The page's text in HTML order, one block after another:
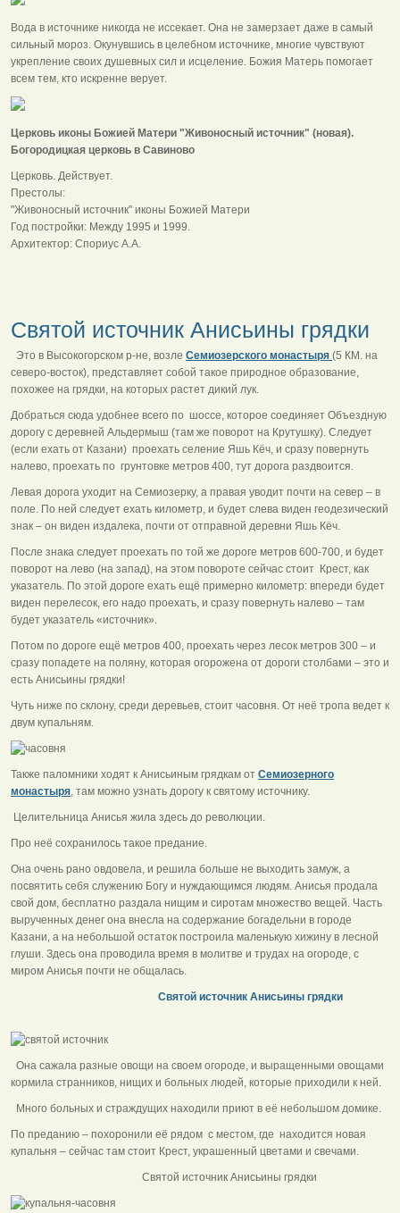
Вода в источнике никогда не иссекает. Она не замерзает даже в самый
сильный мороз. Окунувшись в целебном источнике, многие чувствуют
укрепление своих душевных сил и исцеление. Божия Матерь помогает
всем тем, кто искренне верует.
Церковь иконы Божией Матери "Живоносный источник" (новая).
Богородицкая церковь в Савиново
Церковь. Действует.
Престолы:
"Живоносный источник" иконы Божией Матери
Год постройки: Между 1995 и 1999.
Архитектор: Спориус А.А.
Святой источник Анисьины грядки
Это в Высокогорском р-не, возле Семиозерского монастыря (5 КМ. на
северо-восток), представляет собой такое природное образование,
похожее на грядки, на которых растет дикий лук.
Добраться сюда удобнее всего по шоссе, которое соединяет Объездную
дорогу с деревней Альдермыш (там же поворот на Крутушку). Следует
(если ехать от Казани) проехать селение Яшь Кёч, и сразу повернуть
налево, проехать по грунтовке метров 400, тут дорога раздвоится.
Левая дорога уходит на Семиозерку, а правая уводит почти на север – в
поле. По ней следует ехать километр, и будет слева виден геодезический
знак – он виден издалека, почти от отправной деревни Яшь Кёч.
После знака следует проехать по той же дороге метров 600-700, и будет
поворот на лево (на запад), на этом повороте сейчас стоит Крест, как
указатель. По этой дороге ехать ещё примерно километр: впереди будет
виден перелесок, его надо проехать, и сразу повернуть налево – там
будет указатель «источник».
Потом по дороге ещё метров 400, проехать через лесок метров 300 – и
сразу попадете на поляну, которая огорожена от дороги столбами – это и
есть Анисьины грядки!
Чуть ниже по склону, среди деревьев, стоит часовня. От неё тропа ведет к
двум купальням.
Также паломники ходят к Анисьиным грядкам от Семиозерного
монастыря, там можно узнать дорогу к святому источнику.
Целительница Анисья жила здесь до революции.
Про неё сохранилось такое предание.
Она очень рано овдовела, и решила больше не выходить замуж, а
посвятить себя служению Богу и нуждающимся людям. Анисья продала
свой дом, бесплатно раздала нищим и сиротам множество вещей. Часть
вырученных денег она внесла на содержание богадельни в городе
Казани, а на небольшой остаток построила маленькую хижину в лесной
глуши. Здесь она проводила время в молитве и трудах на огороде, с
миром Анисья почти не общалась.
Святой источник Анисьины грядки
Она сажала разные овощи на своем огороде, и выращенными овощами
кормила странников, нищих и больных людей, которые приходили к ней.
Много больных и страждущих находили приют в её небольшом домике.
По преданию – похоронили её рядом с местом, где находится новая
купальня – сейчас там стоит Крест, украшенный цветами и свечами.
Святой источник Анисьины грядки